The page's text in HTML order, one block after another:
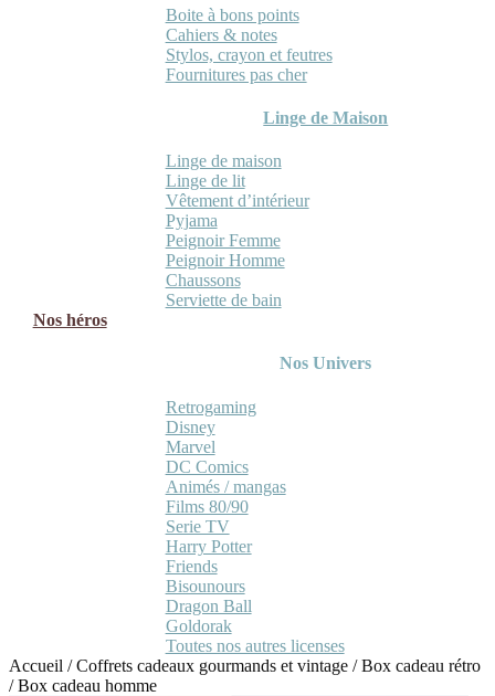
Boite à bons points
Cahiers & notes
Stylos, crayon et feutres
Fournitures pas cher
Linge de Maison
Linge de maison
Linge de lit
Vêtement d’intérieur
Pyjama
Peignoir Femme
Peignoir Homme
Chaussons
Serviette de bain
Nos héros
Nos Univers
Retrogaming
Disney
Marvel
DC Comics
Animés / mangas
Films 80/90
Serie TV
Harry Potter
Friends
Bisounours
Dragon Ball
Goldorak
Toutes nos autres licenses
Accueil /Coffrets cadeaux gourmands et vintage /Box cadeau rétro
/Box cadeau homme